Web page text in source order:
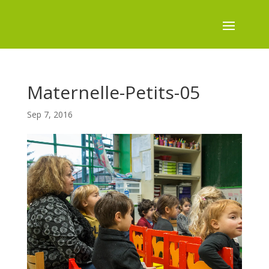
Maternelle-Petits-05
Sep 7, 2016